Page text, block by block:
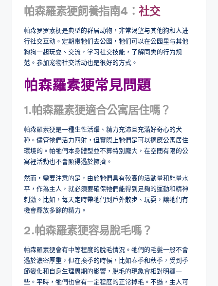
帕森羅素㹴飼養指南4 ： 社交
帕森罗罗素梗是典型的群居动物，非常渴望与其他狗和人进
行社交互动。定期带牠们去公园，牠们可以在公园里与其他
狗狗一起玩耍、交流，学习社交技能，了解同类的行为规
范。参加宠物社交活动也是很好的方式。
帕森羅素㹴常見問題
1.帕森羅素㹴適合公寓居住嗎？
帕森羅素㹴是一種生性活躍、精力充沛且充滿好奇心的犬
種。儘管牠們活力四射，但實際上牠們是可以適應公寓居住
環境的。帕牠們本身體型並不算特別龐大，在空間有限的公
寓裡活動也不會顯得過於擁擠。
然而，需要注意的是，由於牠們具有較高的活動量和能量水
平，作為主人，就必須要確保牠們能得到足夠的運動和精神
刺激。比如，每天定時帶牠們到戶外散步、玩耍，讓牠們有
機會釋放多餘的精力。
2.帕森羅素㹴容易脫毛嗎？
帕森羅素㹴會有中等程度的脫毛情況。牠們的毛髮一般不會
過於濃密厚重，但在換季的時候，比如春季和秋季，受到季
節變化和自身生理周期的影響，脫毛的現象會相對明顯一
些。平時，牠們也會有一定程度的正常掉毛。不過，主人可